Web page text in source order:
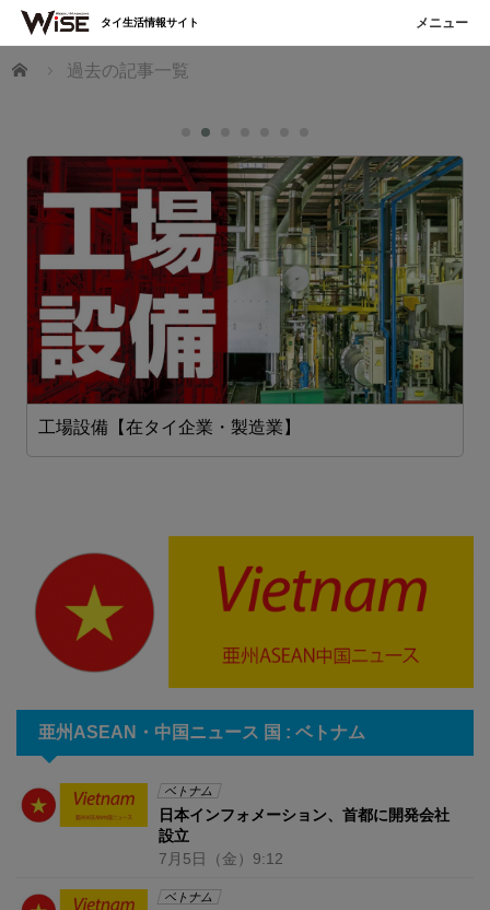
ホーム 過去の記事一覧
工場設備【在タイ企業・製造業】
亜州ASEAN・中国ニュース 国 : ベトナム
ベトナム
日本インフォメーション、首都に開発会社
設立
7月5日 （金） 9:12
ベトナム
タイ生活情報サイト